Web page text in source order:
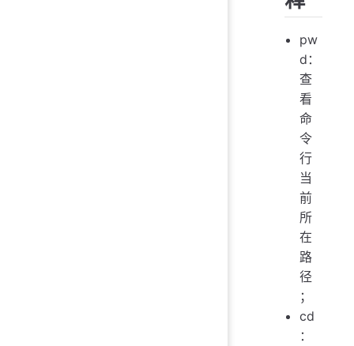
pw
d：
查
看
命
令
行
当
前
所
在
路
径
；
cd
：